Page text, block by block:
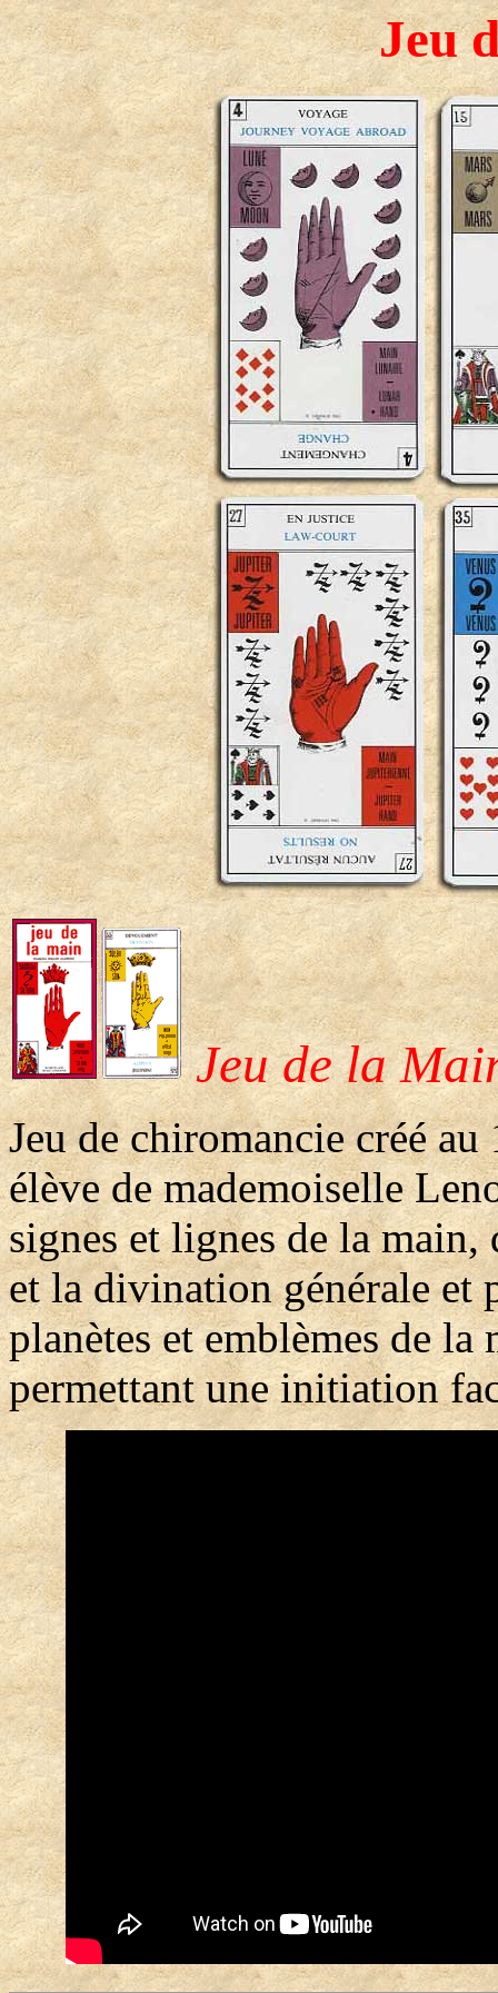
Jeu
Jeu de la
Jeu de chiromancie créé
élève de mademoiselle
signes et lignes de la
et la divination générale et
planètes et emblèmes de
permettant une initiation